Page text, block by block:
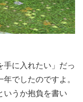
手に入れたい」だっ
でしたのですよ。
いうか抱負を書い